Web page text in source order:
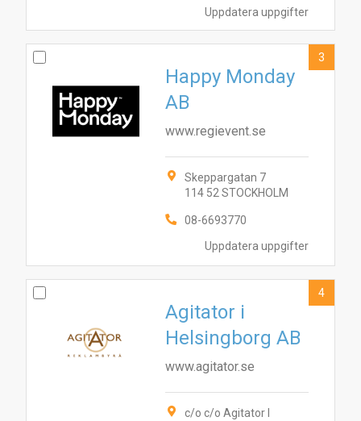
Uppdatera uppgifter
Uppdatera uppgifter
Happy Monday
AB
www.regievent.se
Skeppargatan 7
114 52 STOCKHOLM
08-6693770
3
Agitator i
Helsingborg AB
www.agitator.se
c/o c/o Agitator I
4